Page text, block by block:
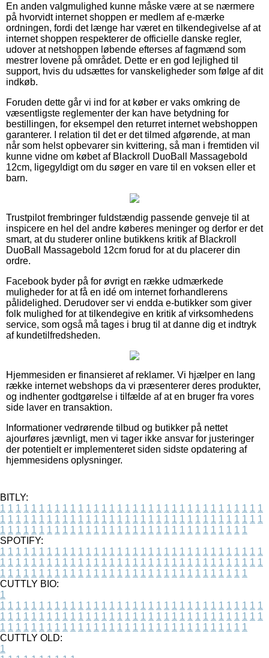
En anden valgmulighed kunne måske være at se nærmere
på hvorvidt internet shoppen er medlem af e-mærke
ordningen, fordi det længe har været en tilkendegivelse af at
internet shoppen respekterer de officielle danske regler,
udover at netshoppen løbende efterses af fagmænd som
mestrer lovene på området. Dette er en god lejlighed til
support, hvis du udsættes for vanskeligheder som følge af dit
indkøb.
Foruden dette går vi ind for at køber er vaks omkring de
væsentligste reglementer der kan have betydning for
bestillingen, for eksempel den returret internet webshoppen
garanterer. I relation til det er det tilmed afgørende, at man
når som helst opbevarer sin kvittering, så man i fremtiden vil
kunne vidne om købet af Blackroll DuoBall Massagebold
12cm, ligegyldigt om du søger en vare til en voksen eller et
barn.
Trustpilot frembringer fuldstændig passende genveje til at
inspicere en hel del andre køberes meninger og derfor er det
smart, at du studerer online butikkens kritik af Blackroll
DuoBall Massagebold 12cm forud for at du placerer din
ordre.
Facebook byder på for øvrigt en række udmærkede
muligheder for at få en idé om internet forhandlerens
pålidelighed. Derudover ser vi endda e-butikker som giver
folk mulighed for at tilkendegive en kritik af virksomhedens
service, som også må tages i brug til at danne dig et indtryk
af kundetilfredsheden.
Hjemmesiden er finansieret af reklamer. Vi hjælper en lang
række internet webshops da vi præsenterer deres produkter,
og indhenter godtgørelse i tilfælde af at en bruger fra vores
side laver en transaktion.
Informationer vedrørende tilbud og butikker på nettet
ajourføres jævnligt, men vi tager ikke ansvar for justeringer
der potentielt er implementeret siden sidste opdatering af
hjemmesidens oplysninger.
BITLY:
1 1 1 1 1 1 1 1 1 1 1 1 1 1 1 1 1 1 1 1 1 1 1 1 1 1 1 1 1 1 1 1 1 1
1 1 1 1 1 1 1 1 1 1 1 1 1 1 1 1 1 1 1 1 1 1 1 1 1 1 1 1 1 1 1 1 1 1
1 1 1 1 1 1 1 1 1 1 1 1 1 1 1 1 1 1 1 1 1 1 1 1 1 1 1 1 1 1 1 1
SPOTIFY:
1 1 1 1 1 1 1 1 1 1 1 1 1 1 1 1 1 1 1 1 1 1 1 1 1 1 1 1 1 1 1 1 1 1
1 1 1 1 1 1 1 1 1 1 1 1 1 1 1 1 1 1 1 1 1 1 1 1 1 1 1 1 1 1 1 1 1 1
1 1 1 1 1 1 1 1 1 1 1 1 1 1 1 1 1 1 1 1 1 1 1 1 1 1 1 1 1 1 1 1
CUTTLY BIO:
1
1 1 1 1 1 1 1 1 1 1 1 1 1 1 1 1 1 1 1 1 1 1 1 1 1 1 1 1 1 1 1 1 1 1
1 1 1 1 1 1 1 1 1 1 1 1 1 1 1 1 1 1 1 1 1 1 1 1 1 1 1 1 1 1 1 1 1 1
1 1 1 1 1 1 1 1 1 1 1 1 1 1 1 1 1 1 1 1 1 1 1 1 1 1 1 1 1 1 1 1
CUTTLY OLD:
1